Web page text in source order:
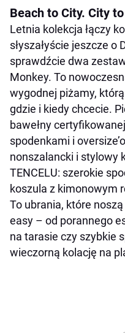
Beach to City. City
Letnia kolekcja łączy
słyszałyście jeszcze o
sprawdźcie dwa
Monkey. To
wygodnej piżamy,
gdzie i kiedy chcecie.
bawełny
spodenkami i
nonszalancki i stylowy
TENCELU: szerokie
koszula z kimonowym
To ubrania, które
easy – od porannego
na tarasie czy szybkie
wieczorną kolację na